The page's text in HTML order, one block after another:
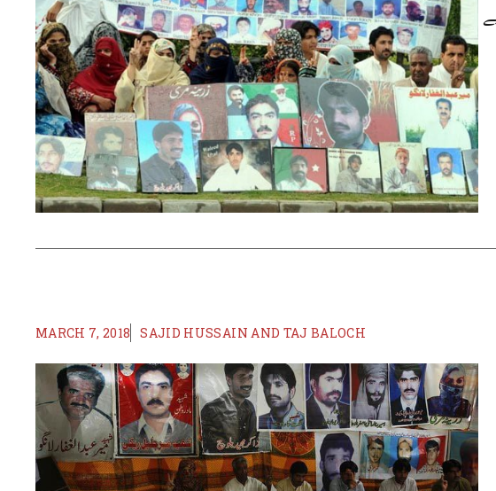
MARCH 7, 2018 SAJID HUSSAIN AND TAJ BALOCH